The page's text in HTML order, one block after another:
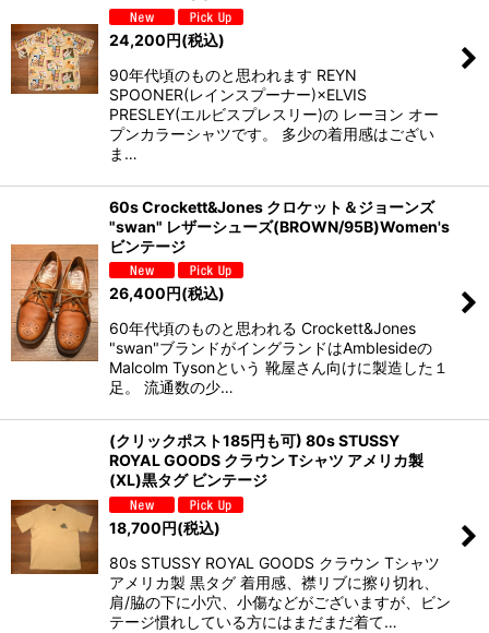
24,200円(税込)
90年代頃のものと思われます REYN
SPOONER(レインスプーナー)×ELVIS
PRESLEY(エルビスプレスリー)の レーヨン オー
プンカラーシャツです。 多少の着用感はござい
ま…
60s Crockett&Jones クロケット＆ジョーンズ
"swan" レザーシューズ(BROWN/95B)Women's
ビンテージ
26,400 円(税込)
60年代頃のものと思われる Crockett&Jones
"swan"ブランドがイングランドはAmblesideの
Malcolm Tysonという 靴屋さん向けに製造した１
足。 流通数の少…
(クリックポスト185円も可) 80s STUSSY
ROYAL GOODS クラウン Tシャツ アメリカ製
(XL)黒タグ ビンテージ
18,700円(税込)
80s STUSSY ROYAL GOODS クラウン Tシャツ
アメリカ製 黒タグ 着用感、襟リブに擦り切れ、
肩/脇の下に小穴、小傷などがございますが、ビン
テージ慣れしている方にはまだまだ着て…